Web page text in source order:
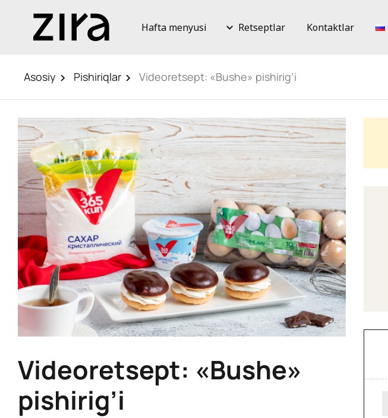
Hafta menyusi Retseptlar Kontaktlar
Asosiy Pishiriqlar Videoretsept: «Bushe» pishirig’i
Videoretsept: «Bushe»
pishirig’i